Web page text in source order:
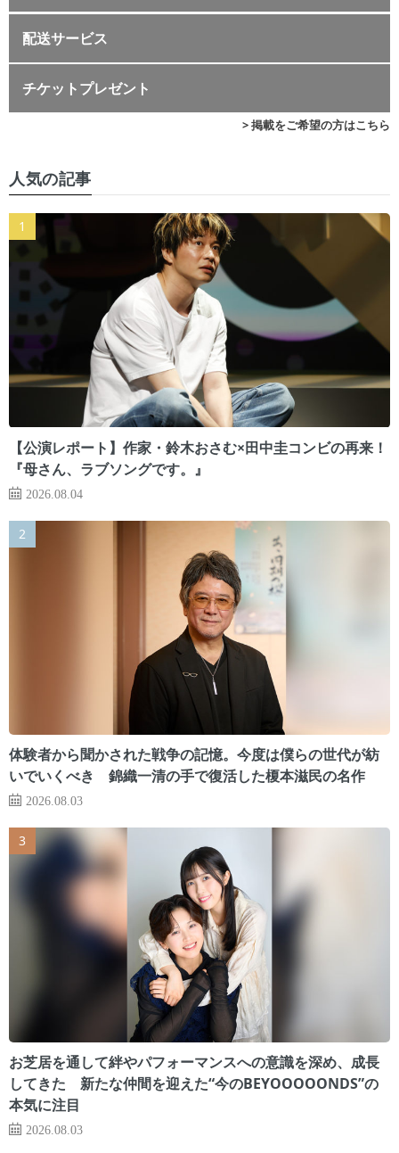
配送サービス
チケットプレゼント
> 掲載をご希望の方はこちら
人気の記事
【公演レポート】作家・鈴木おさむ×田中圭コンビの再来！
『母さん、ラブソングです。』
2026.08.04
体験者から聞かされた戦争の記憶。今度は僕らの世代が紡
いでいくべき 錦織一清の手で復活した榎本滋民の名作
2026.08.03
お芝居を通して絆やパフォーマンスへの意識を深め、成長
してきた 新たな仲間を迎えた“今のBEYOOOOONDS”の
本気に注目
2026.08.03